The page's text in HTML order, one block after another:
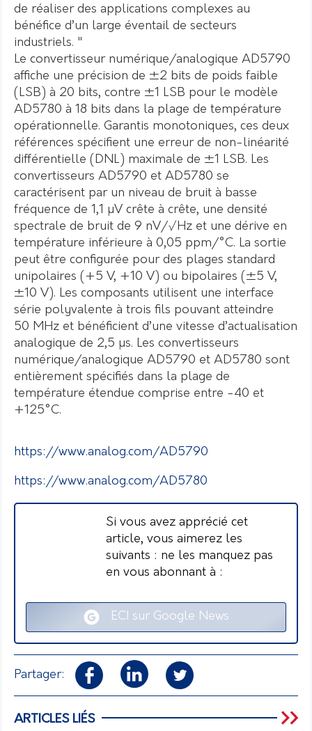
de réaliser des applications complexes au
bénéfice d’un large éventail de secteurs
industriels. "
Le convertisseur numérique/analogique AD5790
affiche une précision de ±2 bits de poids faible
(LSB) à 20 bits, contre ±1 LSB pour le modèle
AD5780 à 18 bits dans la plage de température
opérationnelle. Garantis monotoniques, ces deux
références spécifient une erreur de non-linéarité
différentielle (DNL) maximale de ±1 LSB. Les
convertisseurs AD5790 et AD5780 se
caractérisent par un niveau de bruit à basse
fréquence de 1,1 µV crête à crête, une densité
spectrale de bruit de 9 nV/√Hz et une dérive en
température inférieure à 0,05 ppm/°C. La sortie
peut être configurée pour des plages standard
unipolaires (+5 V, +10 V) ou bipolaires (±5 V,
±10 V). Les composants utilisent une interface
série polyvalente à trois fils pouvant atteindre
50 MHz et bénéficient d’une vitesse d’actualisation
analogique de 2,5 µs. Les convertisseurs
numérique/analogique AD5790 et AD5780 sont
entièrement spécifiés dans la plage de
température étendue comprise entre -40 et
+125°C.
https://www.analog.com/AD5790
https://www.analog.com/AD5780
Si vous avez apprécié cet
article, vous aimerez les
suivants : ne les manquez pas
en vous abonnant à :
ECI sur Google News
Partager:
ARTICLES LIÉS